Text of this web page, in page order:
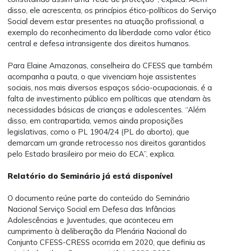
disso, ele acrescenta, os princípios ético-políticos do Serviço
Social devem estar presentes na atuação profissional, a
exemplo do reconhecimento da liberdade como valor ético
central e defesa intransigente dos direitos humanos.
Para Elaine Amazonas, conselheira do CFESS que também
acompanha a pauta, o que vivenciam hoje assistentes
sociais, nos mais diversos espaços sócio-ocupacionais, é a
falta de investimento público em políticas que atendam às
necessidades básicas de crianças e adolescentes. “Além
disso, em contrapartida, vemos ainda proposições
legislativas, como o PL 1904/24 (PL do aborto), que
demarcam um grande retrocesso nos direitos garantidos
pelo Estado brasileiro por meio do ECA”, explica.
Relatório do Seminário já está disponível
O documento reúne parte do conteúdo do Seminário
Nacional Serviço Social em Defesa das Infâncias
Adolescências e Juventudes, que aconteceu em
cumprimento à deliberação da Plenária Nacional do
Conjunto CFESS-CRESS ocorrida em 2020, que definiu as